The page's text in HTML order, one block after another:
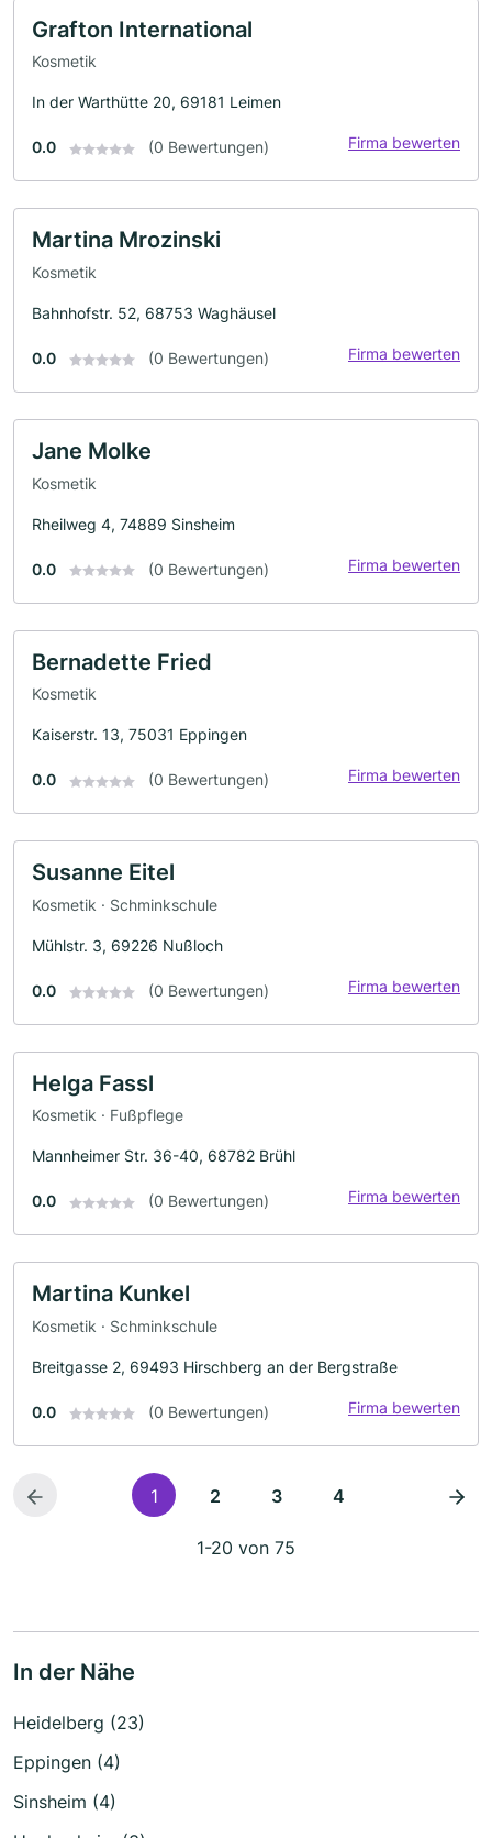
Grafton International
Kosmetik
In der Warthütte 20, 69181 Leimen
0.0 (0 Bewertungen) Firma bewerten
Martina Mrozinski
Kosmetik
Bahnhofstr. 52, 68753 Waghäusel
0.0 (0 Bewertungen) Firma bewerten
Jane Molke
Kosmetik
Rheilweg 4, 74889 Sinsheim
0.0 (0 Bewertungen) Firma bewerten
Bernadette Fried
Kosmetik
Kaiserstr. 13, 75031 Eppingen
0.0 (0 Bewertungen) Firma bewerten
Susanne Eitel
Kosmetik · Schminkschule
Mühlstr. 3, 69226 Nußloch
0.0 (0 Bewertungen) Firma bewerten
Helga Fassl
Kosmetik · Fußpflege
Mannheimer Str. 36-40, 68782 Brühl
0.0 (0 Bewertungen) Firma bewerten
Martina Kunkel
Kosmetik · Schminkschule
Breitgasse 2, 69493 Hirschberg an der Bergstraße
0.0 (0 Bewertungen) Firma bewerten
1 2 3 4
1-20 von 75
In der Nähe
Heidelberg (23)
Eppingen (4)
Sinsheim (4)